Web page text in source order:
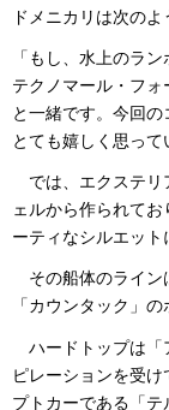
ドメニカリは次のよ
「もし、水上のラ
テクノマール・フ
と一緒です。今回の
とても嬉しく思って
では、エクステリ
ェルから作られて
ーティなシルエット
その船体のライン
「カウンタック」
ハードトップは「
ピレーションを受
プトカーである「